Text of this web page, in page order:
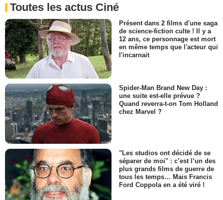
Toutes les actus Ciné
Présent dans 2 films d'une saga
de science-fiction culte ! Il y a
12 ans, ce personnage est mort
en même temps que l'acteur qui
l'incarnait
Spider-Man Brand New Day :
une suite est-elle prévue ?
Quand reverra-t-on Tom Holland
chez Marvel ?
"Les studios ont décidé de se
séparer de moi" : c’est l’un des
plus grands films de guerre de
tous les temps… Mais Francis
Ford Coppola en a été viré !